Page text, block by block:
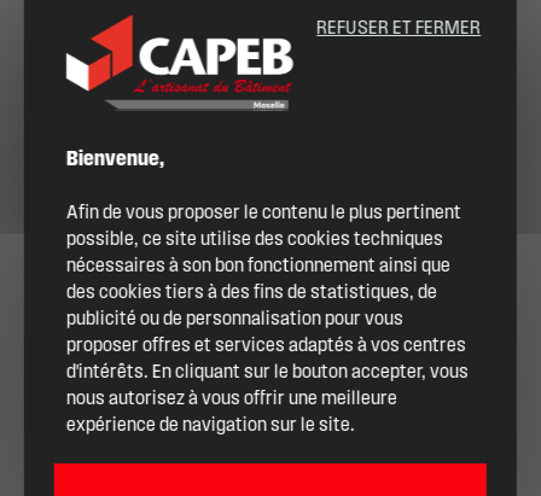
Bienvenue,
Afin de vous proposer le contenu le plus pertinent
possible, ce site utilise des cookies techniques
nécessaires à son bon fonctionnement ainsi que
des cookies tiers à des fins de statistiques, de
publicité ou de personnalisation pour vous
proposer offres et services adaptés à vos centres
d'intérêts. En cliquant sur le bouton accepter, vous
nous autorisez à vous offrir une meilleure
expérience de navigation sur le site.
REFUSER ET FERMER